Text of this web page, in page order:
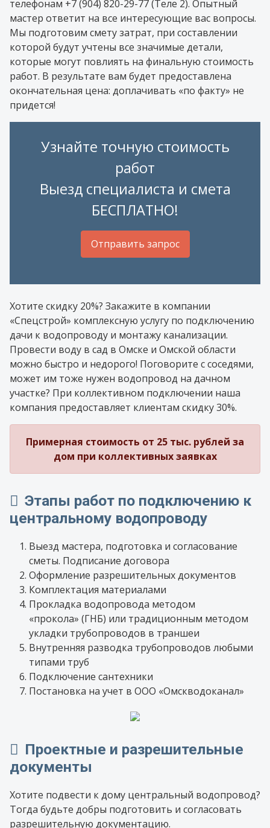
телефонам +7 (904) 820-29-77 (Теле 2). Опытный
мастер ответит на все интересующие вас вопросы.
Мы подготовим смету затрат, при составлении
которой будут учтены все значимые детали,
которые могут повлиять на финальную стоимость
работ. В результате вам будет предоставлена
окончательная цена: доплачивать «по факту» не
придется!
Узнайте точную стоимость
работ
Выезд специалиста и смета
БЕСПЛАТНО!
Отправить запрос
Хотите скидку 20%? Закажите в компании
«Спецстрой» комплексную услугу по подключению
дачи к водопроводу и монтажу канализации.
Провести воду в сад в Омске и Омской области
можно быстро и недорого! Поговорите с соседями,
может им тоже нужен водопровод на дачном
участке? При коллективном подключении наша
компания предоставляет клиентам скидку 30%.
Примерная стоимость от 25 тыс. рублей за
дом при коллективных заявках
Этапы работ по подключению к
центральному водопроводу
Выезд мастера, подготовка и согласование
сметы. Подписание договора
Оформление разрешительных документов
Комплектация материалами
Прокладка водопровода методом
«прокола» (ГНБ) или традиционным методом
укладки трубопроводов в траншеи
Внутренняя разводка трубопроводов любыми
типами труб
Подключение сантехники
Постановка на учет в ООО «Омскводоканал»
Проектные и разрешительные
документы
Хотите подвести к дому центральный водопровод?
Тогда будьте добры подготовить и согласовать
разрешительную документацию.